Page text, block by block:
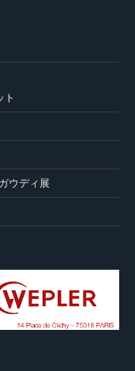
ト
ウディ展